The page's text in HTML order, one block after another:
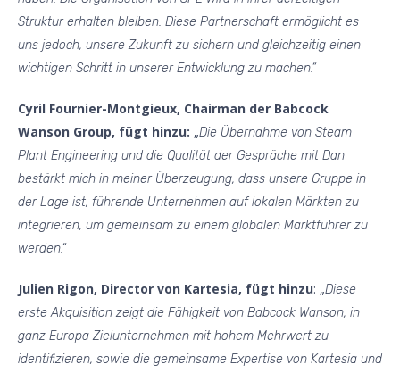
Struktur erhalten bleiben. Diese Partnerschaft ermöglicht es
uns jedoch, unsere Zukunft zu sichern und gleichzeitig einen
wichtigen Schritt in unserer Entwicklung zu machen.“
Cyril Fournier-Montgieux, Chairman der Babcock
Wanson Group, fügt hinzu: „Die Übernahme von Steam
Plant Engineering und die Qualität der Gespräche mit Dan
bestärkt mich in meiner Überzeugung, dass unsere Gruppe in
der Lage ist, führende Unternehmen auf lokalen Märkten zu
integrieren, um gemeinsam zu einem globalen Marktführer zu
werden.“
Julien Rigon, Director von Kartesia, fügt hinzu: „Diese
erste Akquisition zeigt die Fähigkeit von Babcock Wanson, in
ganz Europa Zielunternehmen mit hohem Mehrwert zu
identifizieren, sowie die gemeinsame Expertise von Kartesia und